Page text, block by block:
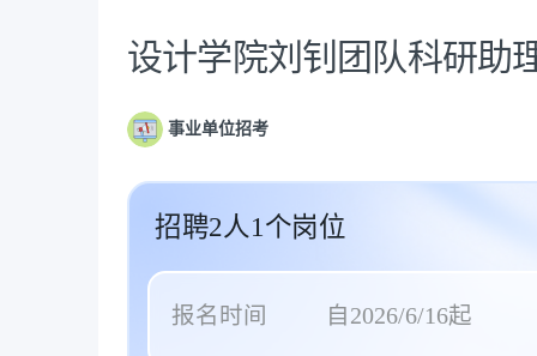
公告正文
设计学院刘钊团队科研助
事业单位招考
招聘2人1个岗位
报名时间 自2026/6/16起